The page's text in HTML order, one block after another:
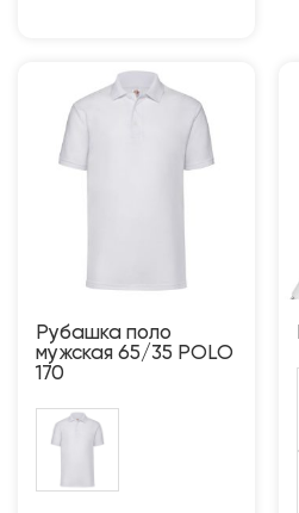
Рубашка поло
мужская 65/35 POLO
170